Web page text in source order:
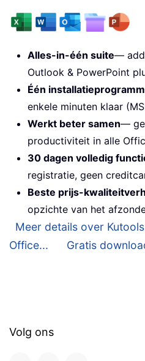
Alles-in-één suite—
Outlook & PowerPoint
Één
enkele minuten klaar
Werkt beter samen—
productiviteit in alle
30 dagen volledig
registratie, geen
Beste prijs-
opzichte van het
Meer details over
Office...
Gratis
Volg ons